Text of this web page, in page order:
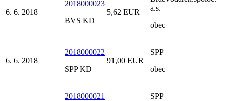
6. 6. 2018
2018000023
BVS KD
5,62 EUR
a.s.
obec
6. 6. 2018
2018000022
SPP KD
91,00 EUR
SPP
obec
2018000021
SPP